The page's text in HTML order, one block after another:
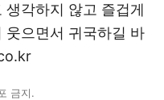
각하지 않고 즐겁게
웃으면서 귀국하길 바
금지.